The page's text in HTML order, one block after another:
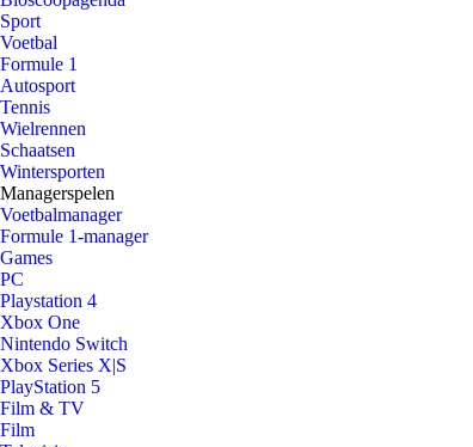
Sport
Voetbal
Formule 1
Autosport
Tennis
Wielrennen
Schaatsen
Wintersporten
Managerspelen
Voetbalmanager
Formule 1-manager
Games
PC
Playstation 4
Xbox One
Nintendo Switch
Xbox Series X|S
PlayStation 5
Film & TV
Film